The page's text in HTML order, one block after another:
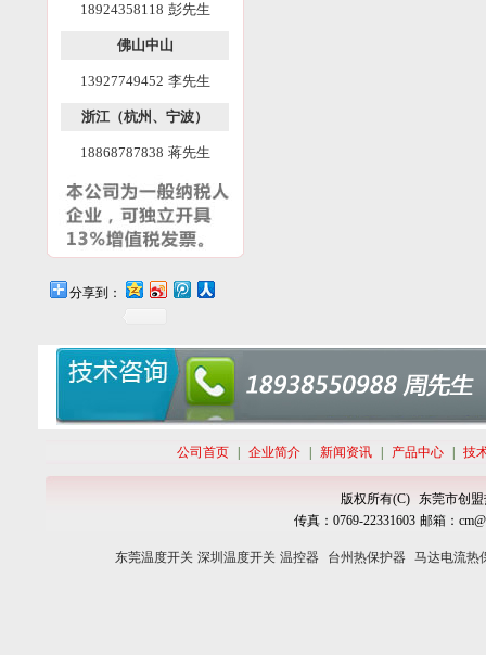
18924358118 彭先生
佛山中山
13927749452 李先生
浙江（杭州、宁波）
18868787838 蒋先生
分享到：
公司首页 企业简介 新闻资讯 产品中心 技
版权所有(C) 东莞市创
传真： 0769-22331603 邮箱：
东莞温度开关 深圳温度开关 温控器 台州热保护器 马达电流热